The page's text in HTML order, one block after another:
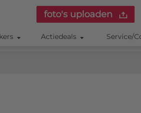
foto's uploaden
Actiedeals Service/